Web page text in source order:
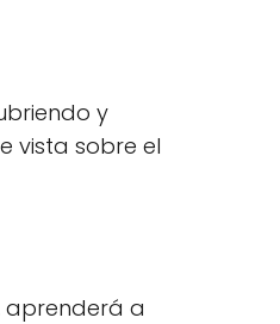
y
vista sobre el
aprenderá a